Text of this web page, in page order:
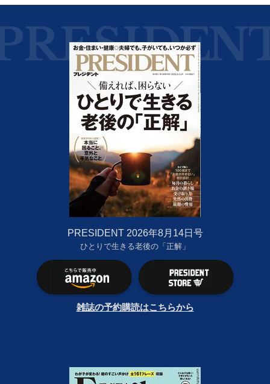
PRESIDENT 2026年8月14日号
ひとりで生きる老後の「正解」
雑誌の予約購読はこちらから